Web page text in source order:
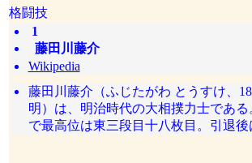
格闘技
1
藤田川藤介
Wikipedia
藤田川藤介（ふじたがわ とうすけ、
明）は、明治時代の大相撲力士であ
で最高位は東三段目十八枚目。引退後